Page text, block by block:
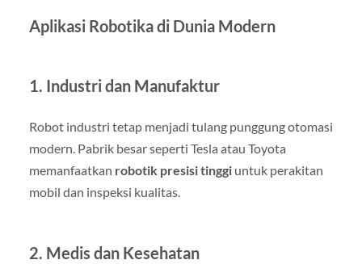
Aplikasi Robotika di Dunia Modern
1. Industri dan Manufaktur
Robot industri tetap menjadi tulang punggung otomasi
modern. Pabrik besar seperti Tesla atau Toyota
memanfaatkan robotik presisi tinggi untuk perakitan
mobil dan inspeksi kualitas.
2. Medis dan Kesehatan